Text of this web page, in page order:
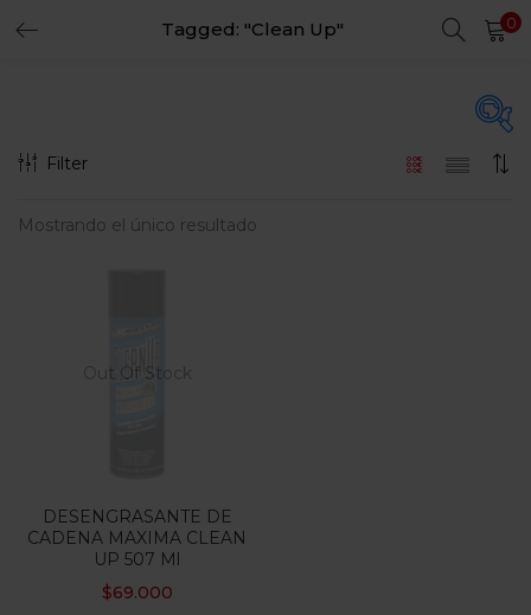
Tagged: "Clean Up" 0
En oferta
Filter
Mostrando el único resultado
Out Of Stock
DESENGRASANTE DE
CADENA MAXIMA CLEAN
UP 507 Ml
$69.000
REGISTER
Remember me